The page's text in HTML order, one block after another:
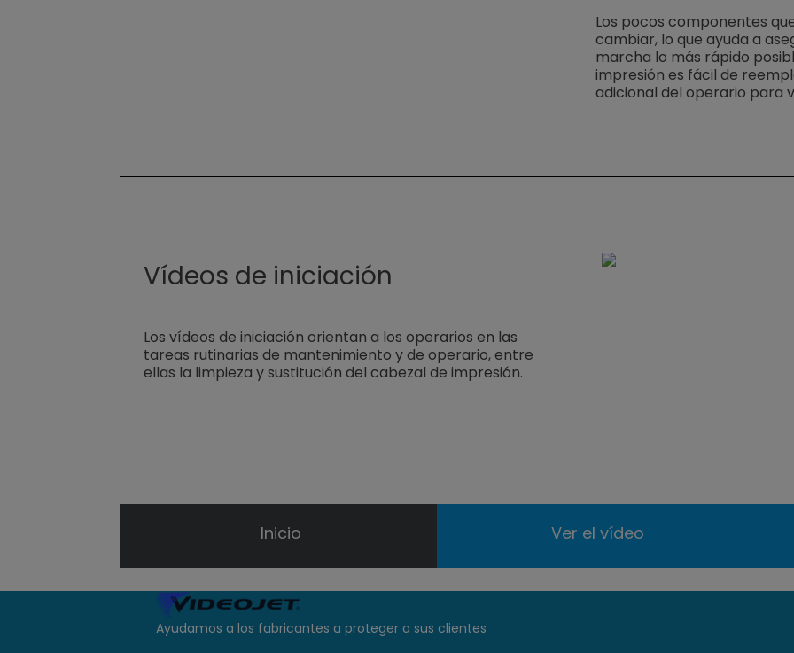
Los pocos componentes
cambiar, lo que ayuda a
marcha lo más rápido
impresión es fácil de
adicional del operario para
Vídeos de iniciación
Los vídeos de iniciación orientan a los operarios en las
tareas rutinarias de mantenimiento y de operario, entre
ellas la limpieza y sustitución del cabezal de impresión.
Inicio Ver el vídeo
Ayudamos a los fabricantes a proteger a sus clientes